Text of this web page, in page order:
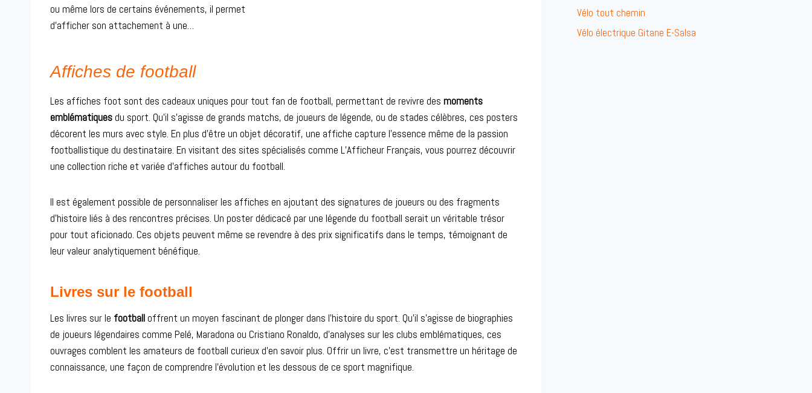
ou même lors de certains événements, il permet
d’afficher son attachement à une…
Affiches de football
Les affiches foot sont des cadeaux uniques pour tout fan de football, permettant de revivre des moments
emblématiquesdu sport. Qu’il s’agisse de grands matchs, de joueurs de légende, ou de stades célèbres, ces posters
décorent les murs avec style. En plus d’être un objet décoratif, une affiche capture l’essence même de la passion
footballistique du destinataire. En visitant des sites spécialisés comme L’Afficheur Français, vous pourrez découvrir
une collection riche et variée d’affiches autour du football.
Il est également possible de personnaliser les affiches en ajoutant des signatures de joueurs ou des fragments
d’histoire liés à des rencontres précises. Un poster dédicacé par une légende du football serait un véritable trésor
pour tout aficionado. Ces objets peuvent même se revendre à des prix significatifs dans le temps, témoignant de
leur valeur analytiquement bénéfique.
Livres sur le football
Les livres sur le footballoffrent un moyen fascinant de plonger dans l’histoire du sport. Qu’il s’agisse de biographies
de joueurs légendaires comme Pelé, Maradona ou Cristiano Ronaldo, d’analyses sur les clubs emblématiques, ces
ouvrages comblent les amateurs de football curieux d’en savoir plus. Offrir un livre, c’est transmettre un héritage de
connaissance, une façon de comprendre l’évolution et les dessous de ce sport magnifique.
Vélo tout chemin
Vélo électrique Gitane E-Salsa